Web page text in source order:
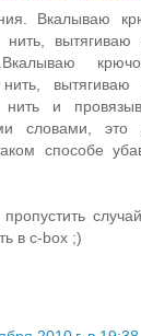
Вкалываю
нить,
нить и
словами,
способе
в c-box ;)